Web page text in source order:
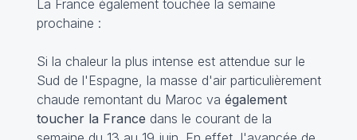
La France également touchée la semaine
prochaine :
Si la chaleur la plus intense est attendue sur le
Sud de l'Espagne, la masse d'air particulièrement
chaude remontant du Maroc va également
toucher la France dans le courant de la